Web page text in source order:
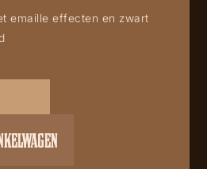
emaille effecten en zwart